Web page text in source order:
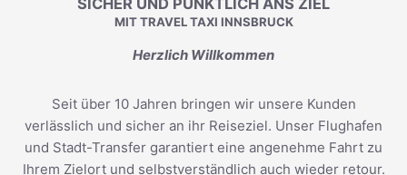
MIT TRAVEL TAXI INNSBRUCK
Herzlich Willkommen
Seit über 10 Jahren bringen wir unsere Kunden
verlässlich und sicher an ihr Reiseziel. Unser Flughafen
und Stadt-Transfer garantiert eine angenehme Fahrt zu
Ihrem Zielort und selbstverständlich auch wieder retour.